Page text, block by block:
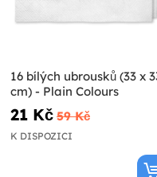
16 bílých ubrousků (33 x
cm) - Plain Colours
21 Kč 59 Kč
K DISPOZICI